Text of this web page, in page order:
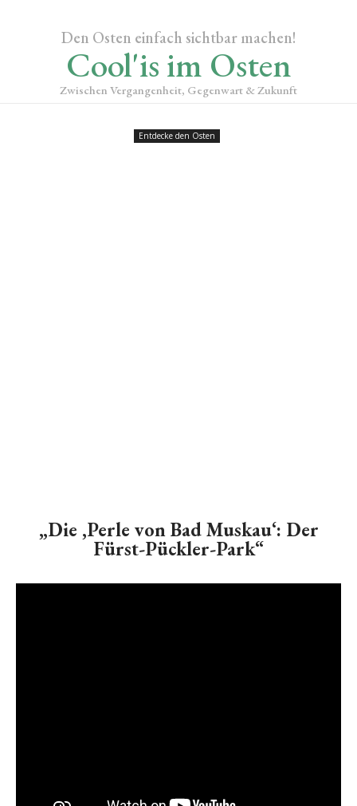
Den Osten einfach sichtbar machen!
Cool'is im Osten
Zwischen Vergangenheit, Gegenwart & Zukunft
Entdecke den Osten
„Die ‚Perle von Bad Muskau‘: Der
Fürst-Pückler-Park“